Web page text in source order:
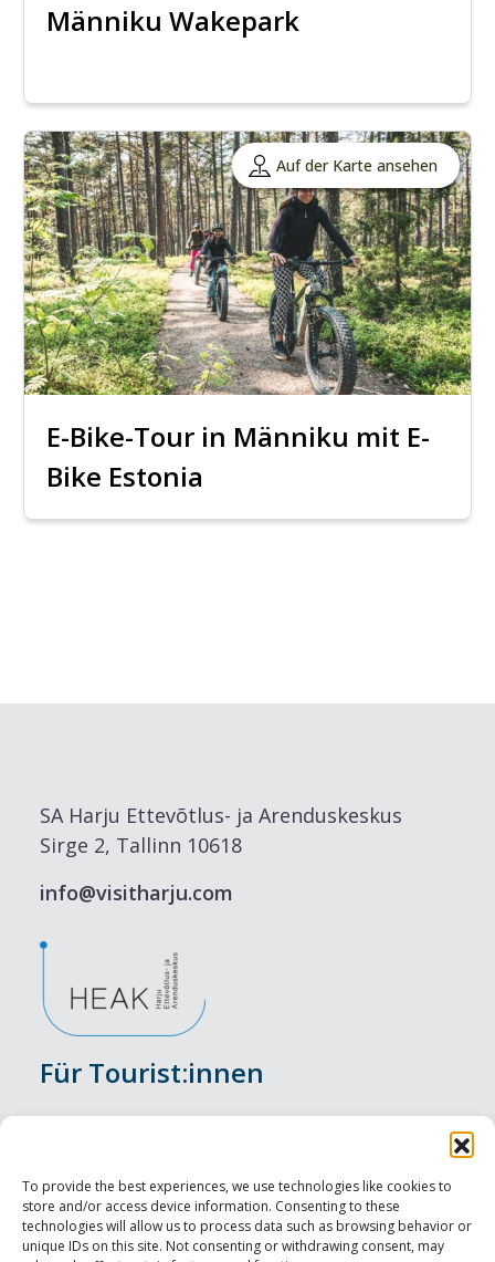
To provide the best experiences, we use technologies like cookies to
store and/or access device information. Consenting to these
technologies will allow us to process data such as browsing behavior or
unique IDs on this site. Not consenting or withdrawing consent, may
Männiku Wakepark
Auf der Karte ansehen
E-Bike-Tour in Männiku mit E-
Bike Estonia
SA Harju Ettevõtlus- ja Arenduskeskus
Sirge 2, Tallinn 10618
info@visitharju.com
Für Tourist:innen
Unterkunft
Genusserlebnisse